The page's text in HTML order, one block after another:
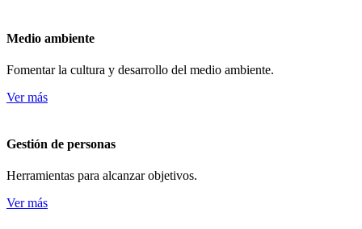
Medio ambiente
Fomentar la cultura y desarrollo del medio ambiente.
Ver más
Gestión de personas
Herramientas para alcanzar objetivos.
Ver más